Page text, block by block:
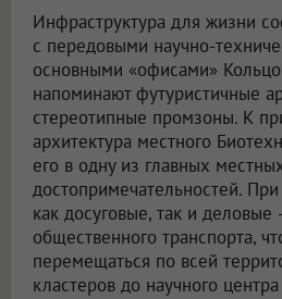
Инфраструктура для жизни
с передовыми научно-
основными «офисами»
напоминают футуристичные
стереотипные промзоны. К
архитектура местного
его в одну из главных
достопримечательностей.
как досуговые, так и
общественного транспорта,
перемещаться по всей
кластеров до научного